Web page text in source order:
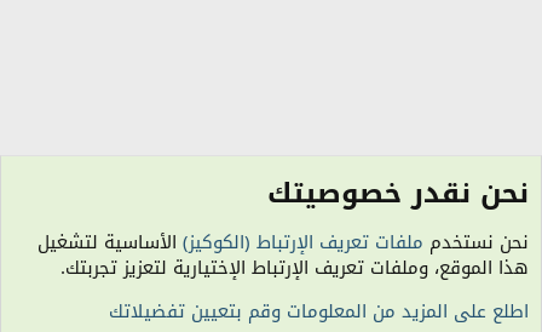
الأناقة والأزياء ملابس عصرية وتقليدية
الكوكيز
نحن نقدر خصوصيتك
نحن نستخدم ملفات تعريف الإرتباط (الكوكيز) الأساسية لتشغيل
هذا الموقع، وملفات تعريف الإرتباط الإختيارية لتعزيز تجربتك.
اطلع على المزيد من المعلومات وقم بتعيين تفضيلاتك